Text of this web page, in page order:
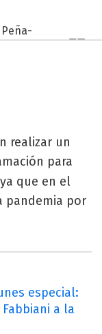
realizar un
para
que en el
pandemia por
especial:
a la